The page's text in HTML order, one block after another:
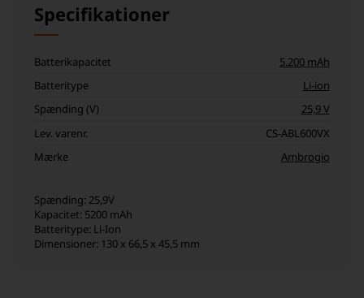
Specifikationer
Batterikapacitet
5.200 mAh
Batteritype
Li-ion
Spænding (V)
25,9 V
Lev. varenr.
CS-ABL600VX
Mærke
Ambrogio
Spænding: 25,9V
Kapacitet: 5200 mAh
Batteritype: Li-Ion
Dimensioner: 130 x 66,5 x 45,5 mm